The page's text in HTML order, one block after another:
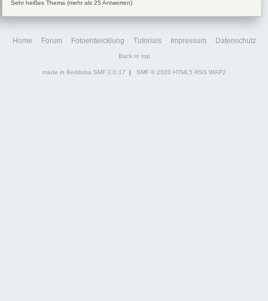
Sehr heißes Thema (mehr als 25 Antworten)
Home Forum Fotoentwicklung Tutorials Impressum Datenschutz
Back to top
made in Berldoba SMF 2.0.17 | SMF © 2020 HTML5 RSS WAP2